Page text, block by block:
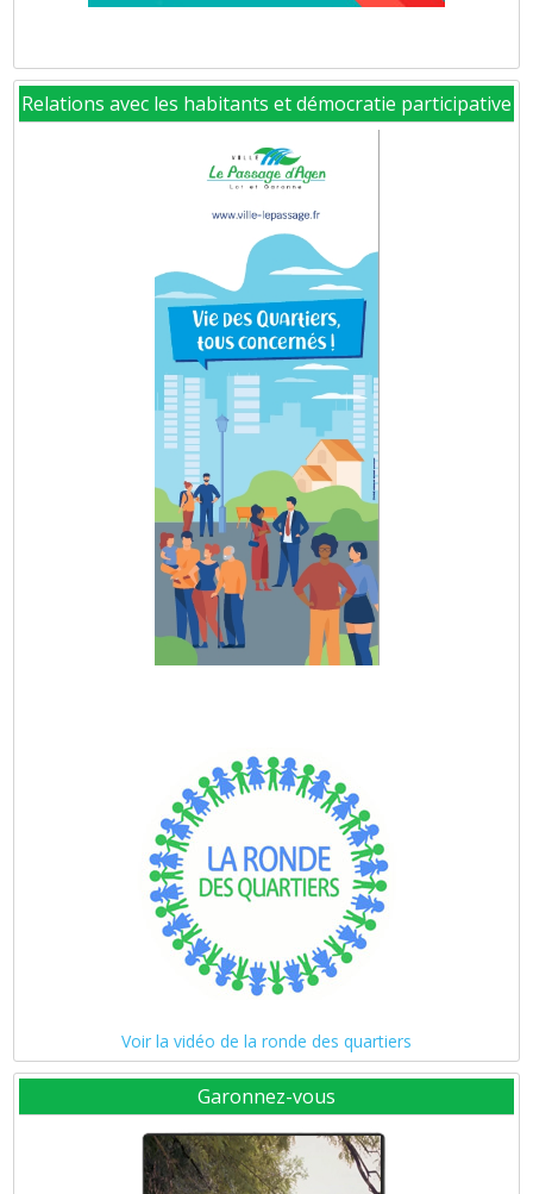
Relations avec les habitants et démocratie participative
Voir la vidéo de la ronde des quartiers
Garonnez-vous